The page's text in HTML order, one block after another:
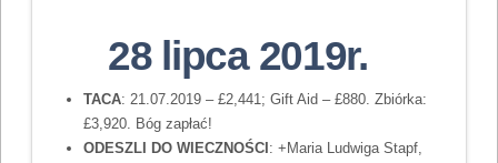
28 lipca 2019r.
TACA: 21.07.2019 – £2,441; Gift Aid – £880. Zbiórka:
£3,920. Bóg zapłać!
ODESZLI DO WIECZNOŚCI : +Maria Ludwiga Stapf,